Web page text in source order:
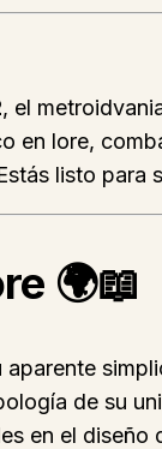
, el
en lore,
listo para
🌍📖
de su
en el